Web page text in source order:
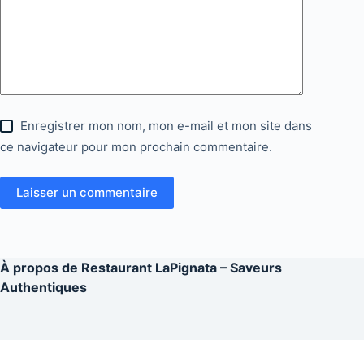
Enregistrer mon nom, mon e-mail et mon site dans
ce navigateur pour mon prochain commentaire.
Laisser un commentaire
À propos de Restaurant LaPignata – Saveurs
Authentiques